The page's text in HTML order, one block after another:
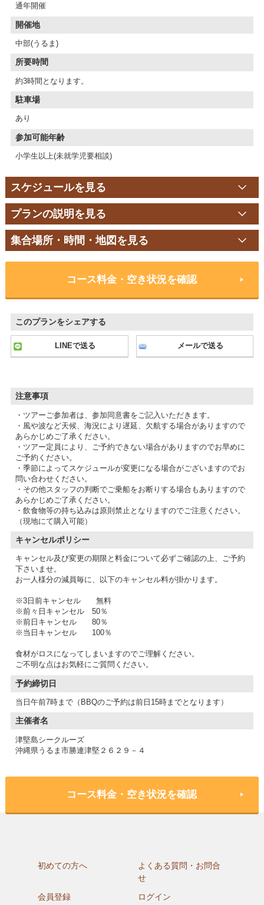
通年開催
開催地
中部(うるま)
所要時間
約3時間となります。
駐車場
あり
参加可能年齢
小学生以上(未就学児要相談)
スケジュールを見る
プランの説明を見る
集合場所・時間・地図を見る
コース料金・空き状況を確認
このプランをシェアする
LINEで送る メールで送る
注意事項
・ツアーご参加者は、参加同意書をご記入いただきます。
・風や波など天候、海況により遅延、欠航する場合がありますので
あらかじめご了承ください。
・ツアー定員により、ご予約できない場合がありますのでお早めに
ご予約ください。
・季節によってスケジュールが変更になる場合がございますのでお
問い合わせください。
・その他スタッフの判断でご乗船をお断りする場合もありますので
あらかじめご了承ください。
・飲食物等の持ち込みは原則禁止となりますのでご注意ください。
（現地にて購入可能）
キャンセルポリシー
キャンセル及び変更の期限と料金について必ずご確認の上、ご予約
下さいませ。
お一人様分の減員毎に、以下のキャンセル料が掛かります。
※3日前キャンセル 無料
※前々日キャンセル 50％
※前日キャンセル 80％
※当日キャンセル 100％
食材がロスになってしまいますのでご理解ください。
ご不明な点はお気軽にご質問ください。
予約締切日
当日午前7時まで（BBQのご予約は前日15時までとなります）
主催者名
津堅島シークルーズ
沖縄県うるま市勝連津堅２６２９－４
コース料金・空き状況を確認
初めての方へ
よくある質問・お問合
せ
会員登録
ログイン